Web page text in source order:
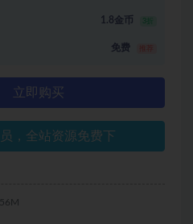
1.8金币 3折
免费
立即购买
，全站资源免费下